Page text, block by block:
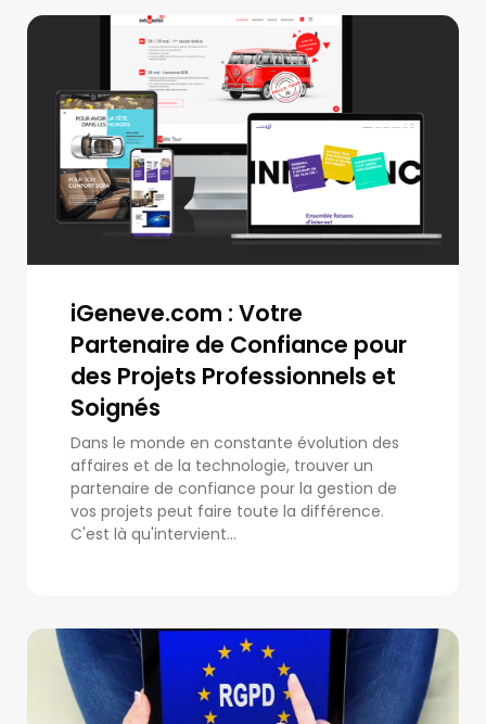
iGeneve.com : Votre
Partenaire de Confiance pour
des Projets Professionnels et
Soignés
Dans le monde en constante évolution des
affaires et de la technologie, trouver un
partenaire de confiance pour la gestion de
vos projets peut faire toute la différence.
C'est là qu'intervient...